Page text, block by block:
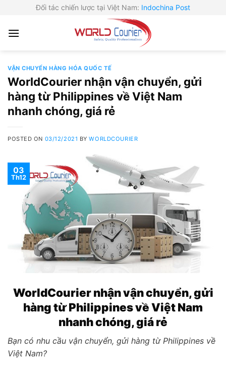
content
Đối tác chiến lược tại Việt Nam: Indochina Post
VẬN CHUYỂN HÀNG HÓA QUỐC TẾ
WorldCourier nhận vận chuyển, gửi
hàng từ Philippines về Việt Nam
nhanh chóng, giá rẻ
POSTED ON 03/12/2021 BYWORLDCOURIER
03
Th12
WorldCourier nhận vận chuyển, gửi
hàng từ Philippines về Việt Nam
nhanh chóng, giá rẻ
Bạn có nhu cầu vận chuyển, gửi hàng từ Philippines về
Việt Nam?